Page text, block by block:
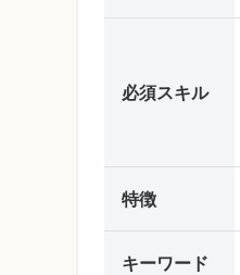
必須スキル
特徴
キーワード